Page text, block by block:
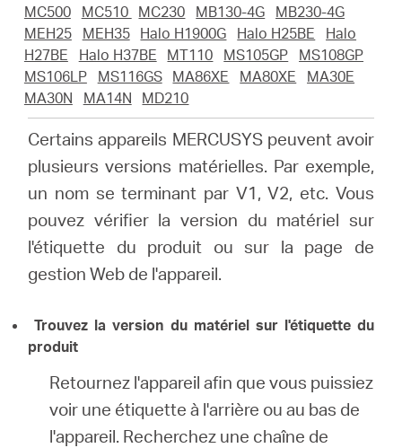
Morocco
MC500
MC510 MC230 MB130-4G
MB230-4G
MEH25
MEH35 Halo H1900G Halo H25BE
Halo
H27BE
Halo H37BE MT110 MS105GP
MS108GP
MS106LP
MS116GS MA86XE MA80XE
MA30E
MA30N
MA14N MD210
Certains appareils MERCUSYS peuvent avoir
plusieurs versions matérielles. Par exemple,
un nom se terminant par V1, V2, etc. Vous
pouvez vérifier la version du matériel sur
l'étiquette du produit ou sur la page de
gestion Web de l'appareil.
Trouvez la version du matériel sur l'étiquette du
produit
Retournez l'appareil afin que vous puissiez
voir une étiquette à l'arrière ou au bas de
l'appareil. Recherchez une chaîne de